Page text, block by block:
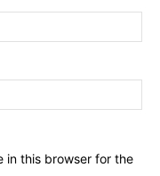
in this browser for the